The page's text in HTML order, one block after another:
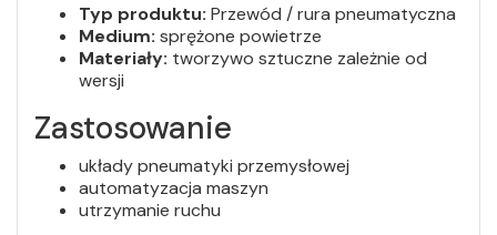
Typ produktu: Przewód / rura pneumatyczna
Medium: sprężone powietrze
Materiały: tworzywo sztuczne zależnie od
wersji
Zastosowanie
układy pneumatyki przemysłowej
automatyzacja maszyn
utrzymanie ruchu